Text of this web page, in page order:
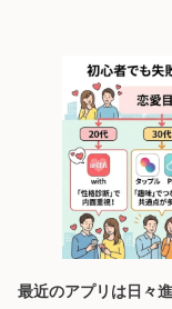
最近のアプリは日々